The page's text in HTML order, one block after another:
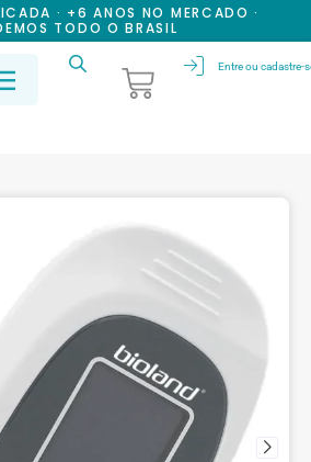
· +6 ANOS NO MERCADO ·
TODO O BRASIL
Entre ou cadastre-